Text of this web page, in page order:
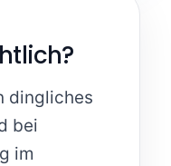
dingliches
bei
im